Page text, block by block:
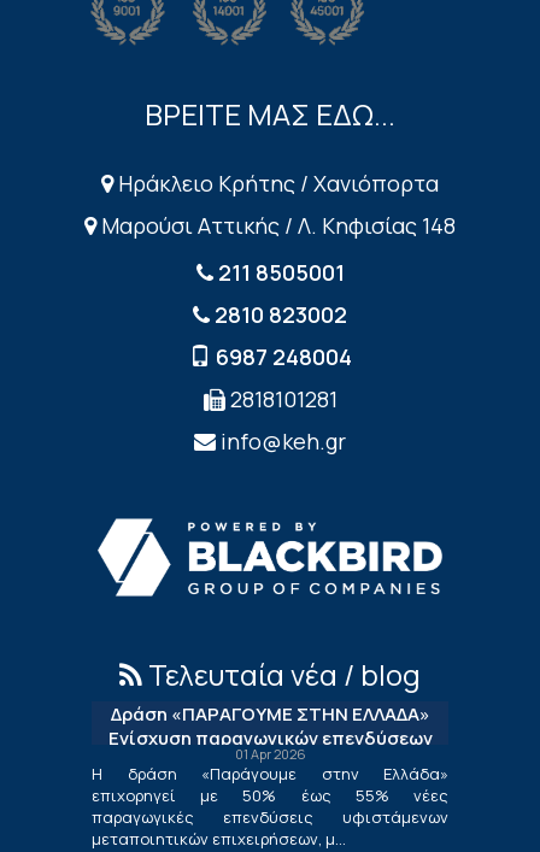
ΒΡΕΙΤΕ ΜΑΣ ΕΔΩ...
Ηράκλειο Κρήτης / Χανιόπορτα
Μαρούσι Αττικής / Λ. Κηφισίας 148
211 8505001
2810 823002
6987 248004
2818101281
info@keh.gr
Τελευταία νέα / blog
Δράση «ΠΑΡΑΓΟΥΜΕ ΣΤΗΝ ΕΛΛΑΔΑ»
Ενίσχυση παραγωγικών επενδύσεων
μεταποίησης
01 Apr 2026
Η δράση «Παράγουμε στην Ελλάδα»
επιχορηγεί με 50% έως 55% νέες
παραγωγικές επενδύσεις υφιστάμενων
μεταποιητικών επιχειρήσεων, μ...